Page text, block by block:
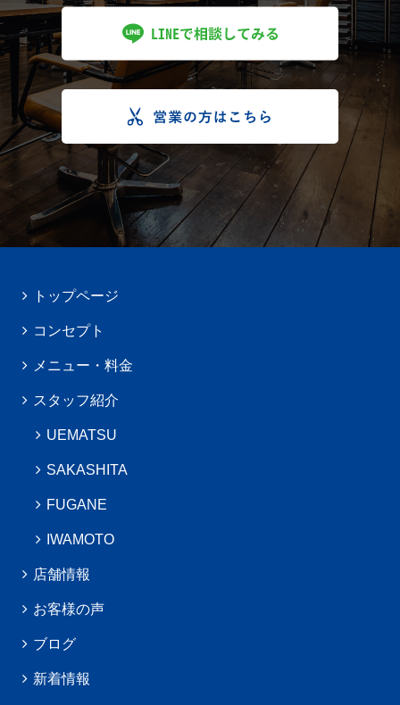
トップページ
コンセプト
メニュー・料金
スタッフ紹介
UEMATSU
SAKASHITA
FUGANE
IWAMOTO
店舗情報
お客様の声
ブログ
新着情報